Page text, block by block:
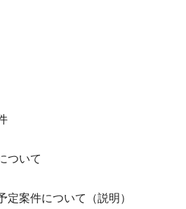
ついて
案件について（説明）